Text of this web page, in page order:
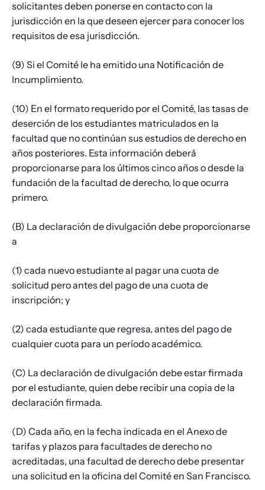
solicitantes deben ponerse en contacto con la
jurisdicción en la que deseen ejercer para conocer los
requisitos de esa jurisdicción.
(9) Si el Comité le ha emitido una Notificación de
Incumplimiento.
(10) En el formato requerido por el Comité, las tasas de
deserción de los estudiantes matriculados en la
facultad que no continúan sus estudios de derecho en
años posteriores. Esta información deberá
proporcionarse para los últimos cinco años o desde la
fundación de la facultad de derecho, lo que ocurra
primero.
(B) La declaración de divulgación debe proporcionarse
a
(1) cada nuevo estudiante al pagar una cuota de
solicitud pero antes del pago de una cuota de
inscripción; y
(2) cada estudiante que regresa, antes del pago de
cualquier cuota para un período académico.
(C) La declaración de divulgación debe estar firmada
por el estudiante, quien debe recibir una copia de la
declaración firmada.
(D) Cada año, en la fecha indicada en el Anexo de
tarifas y plazos para facultades de derecho no
acreditadas, una facultad de derecho debe presentar
una solicitud en la oficina del Comité en San Francisco.